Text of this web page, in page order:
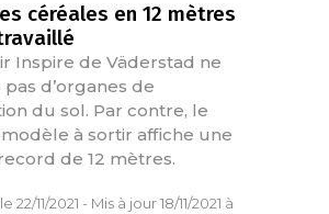
céréales en 12 mètres
Inspire de Väderstad ne
d’organes de
du sol. Par contre, le
à sortir affiche une
de 12 mètres.
22/11/2021 - Mis à jour 18/11/2021 à